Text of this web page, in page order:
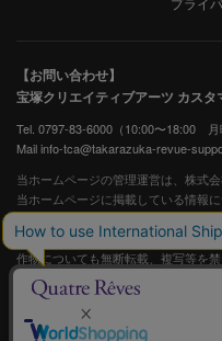
【お問い合わせ】
宝塚クリエイティブアーツ カスタ
Tel. 0797-83-6000（10:00〜18:00 月
Mail info-tca@takarazuka-revue-
当ホームページの管理運営は、株式
当ホームページに掲載している情報
することを固く禁止します。
また、阪急電鉄並びに宝塚歌劇団、
作物についても無断転載、複写等を禁
宝塚歌劇公式ホームページ
JASRAC許諾番号：